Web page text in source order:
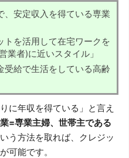
、安定収入を得ている専業
トを活用して在宅ワークを
業者)に近いスタイル」
受給で生活をしている高齢
に年収を得ている」と言え
業=専業主婦、世帯主である
う方法を取れば、クレジッ
可能です。